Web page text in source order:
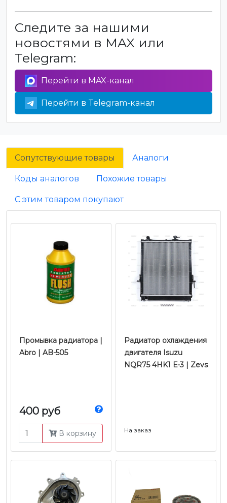
Следите за нашими
новостями в MAX или
Telegram:
Перейти в MAX-канал
Перейти в Telegram-канал
Сопутствующие товары Аналоги
Коды аналогов Похожие товары
С этим товаром покупают
Промывка радиатора |
Abro | AB-505
400 руб
В корзину
Радиатор охлаждения
двигателя Isuzu
NQR75 4HK1 Е-3 | Zevs
На заказ